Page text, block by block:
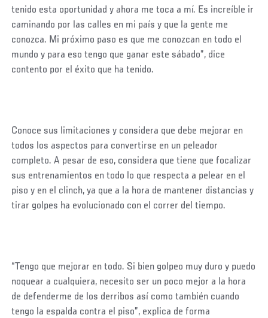
tenido esta oportunidad y ahora me toca a mí. Es increíble ir
caminando por las calles en mi país y que la gente me
conozca. Mi próximo paso es que me conozcan en todo el
mundo y para eso tengo que ganar este sábado”, dice
contento por el éxito que ha tenido.
Conoce sus limitaciones y considera que debe mejorar en
todos los aspectos para convertirse en un peleador
completo. A pesar de eso, considera que tiene que focalizar
sus entrenamientos en todo lo que respecta a pelear en el
piso y en el clinch, ya que a la hora de mantener distancias y
tirar golpes ha evolucionado con el correr del tiempo.
“Tengo que mejorar en todo. Si bien golpeo muy duro y puedo
noquear a cualquiera, necesito ser un poco mejor a la hora
de defenderme de los derribos así como también cuando
tengo la espalda contra el piso”, explica de forma